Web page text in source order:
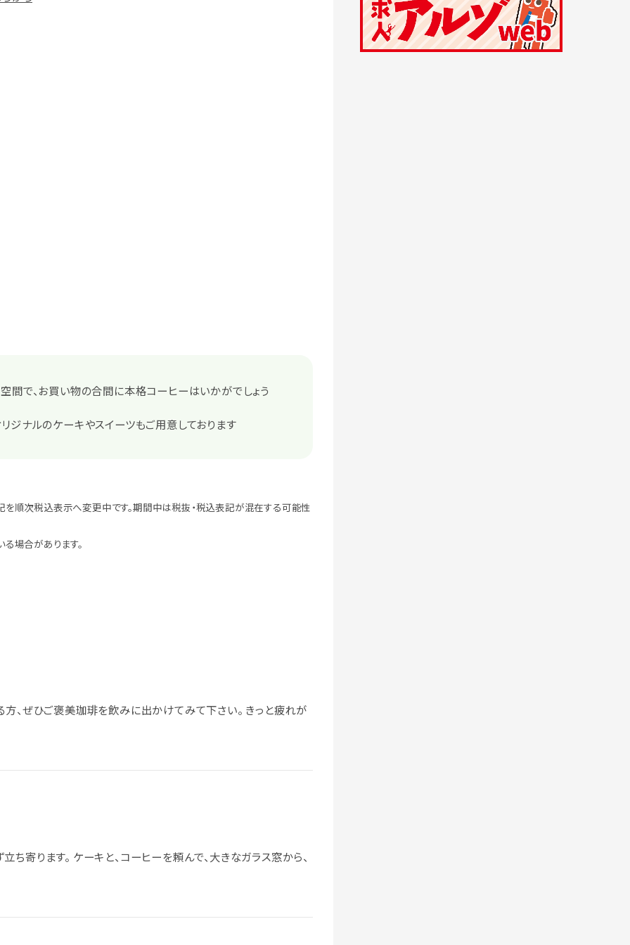
間で、お買い物の合間に本格コーヒーはいかがでしょう
ジナルのケーキやスイーツもご用意しております
順次税込表示へ変更中です。期間中は税抜・税込表記が混在する可能性
場合があります。
、ぜひご褒美珈琲を飲みに出かけてみて下さい。 きっと疲れが
寄ります。 ケーキと、コーヒーを頼んで、大きなガラス窓から、